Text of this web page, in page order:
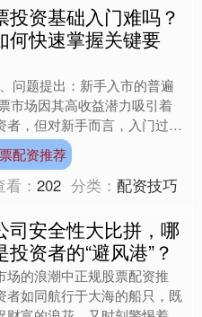
投资基础入门难吗？
何快速掌握关键要
问题提出：新手入市的普遍
市场因其高收益潜力吸引着
者，但对新手而言，入门过程
茫：K线图如“天书”，技术
码”，甚....
配资推荐
看：202 分类：配资技巧
司安全性大比拼，哪
投资者的“避风港”？
场的浪潮中正规股票配资推
者如同航行于大海的船只，既